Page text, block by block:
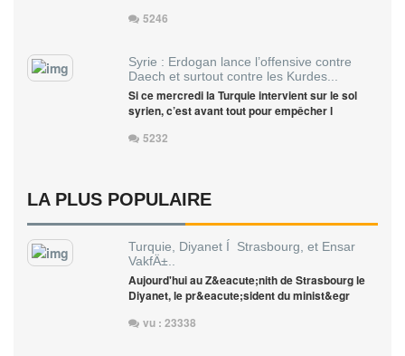
5246
Syrie : Erdogan lance l’offensive contre
Daech et surtout contre les Kurdes...
Si ce mercredi la Turquie intervient sur le sol
syrien, c’est avant tout pour empêcher l
5232
LA PLUS POPULAIRE
Turquie, Diyanet Í Strasbourg, et Ensar
VakfÄ±..
Aujourd'hui au Z&eacute;nith de Strasbourg le
Diyanet, le pr&eacute;sident du minist&egr
vu : 23338